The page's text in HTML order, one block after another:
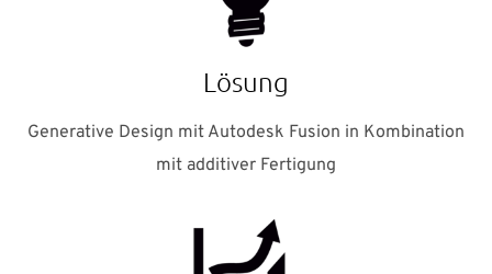
Lösung
Generative Design mit Autodesk Fusion in Kombination
mit additiver Fertigung